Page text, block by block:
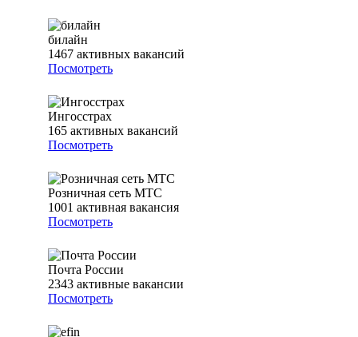
билайн
1467 активных вакансий
Посмотреть
Ингосстрах
165 активных вакансий
Посмотреть
Розничная сеть МТС
1001 активная вакансия
Посмотреть
Почта России
2343 активные вакансии
Посмотреть